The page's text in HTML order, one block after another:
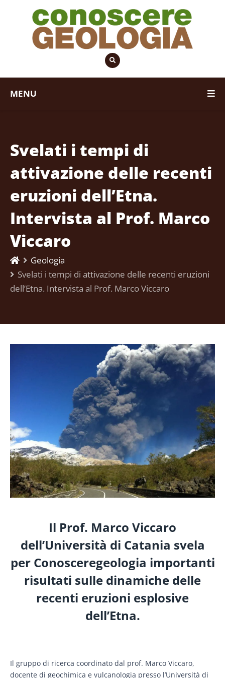
MENU
Svelati i tempi di
attivazione delle recenti
eruzioni dell’Etna.
Intervista al Prof. Marco
Viccaro
Geologia
Svelati i tempi di attivazione delle recenti eruzioni
dell’Etna. Intervista al Prof. Marco Viccaro
Il Prof. Marco Viccaro
dell’Università di Catania svela
per Conosceregeologia importanti
risultati sulle dinamiche delle
recenti eruzioni esplosive
dell’Etna.
Il gruppo di ricerca coordinato dal prof. Marco Viccaro,
docente di geochimica e vulcanologia presso l’Università di